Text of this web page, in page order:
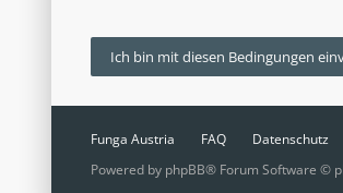
Funga Austria FAQ Datenschutz
Powered by phpBB® Forum Software ©